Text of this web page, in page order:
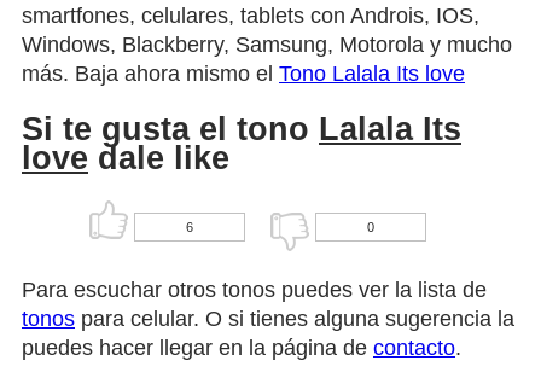
smartfones, celulares, tablets con Androis, IOS,
Windows, Blackberry, Samsung, Motorola y mucho
más. Baja ahora mismo el Tono Lalala Its love
Si te gusta el tono Lalala Its
love dale like
6 0
Para escuchar otros tonos puedes ver la lista de
tonos para celular. O si tienes alguna sugerencia la
puedes hacer llegar en la página de contacto.